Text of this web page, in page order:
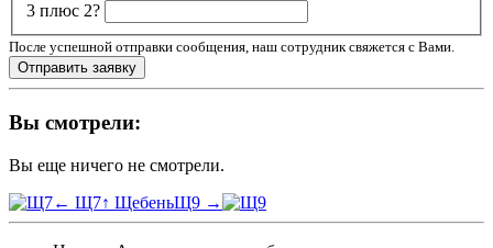
3 плюс 2?
После успешной отправки сообщения, наш сотрудник свяжется с Вами.
Вы смотрели:
Вы еще ничего не смотрели.
← Щ7↑ ЩебеньЩ9 →